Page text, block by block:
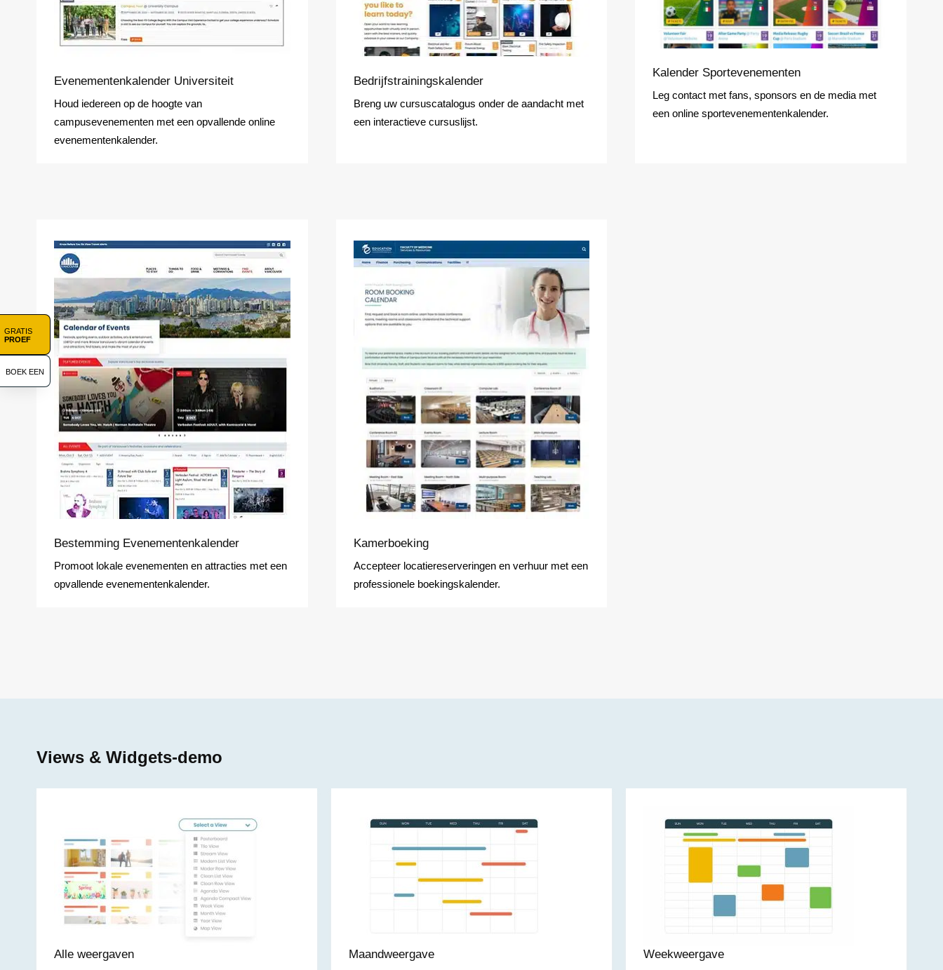
GRATIS
PROEF
BOEK EEN
Evenementenkalender Universiteit
Houd iedereen op de hoogte van
campusevenementen met een opvallende online
evenementenkalender.
Bedrijfstrainingskalender
Breng uw cursuscatalogus onder de aandacht met
een interactieve cursuslijst.
Kalender Sportevenementen
Leg contact met fans, sponsors en de media met
een online sportevenementenkalender.
Bestemming Evenementenkalender
Promoot lokale evenementen en attracties met een
opvallende evenementenkalender.
Kamerboeking
Accepteer locatiereserveringen en verhuur met een
professionele boekingskalender.
Views & Widgets-demo
Alle weergaven Maandweergave Weekweergave